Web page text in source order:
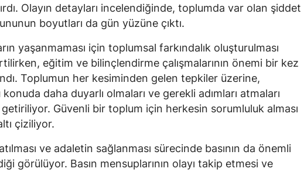
Olayın detayları incelendiğinde, toplumda var olan şiddet
boyutları da gün yüzüne çıktı.
yaşanmaması için toplumsal farkındalık oluşturulması
eğitim ve bilinçlendirme çalışmalarının önemi bir kez
Toplumun her kesiminden gelen tepkiler üzerine,
daha duyarlı olmaları ve gerekli adımları atmaları
Güvenli bir toplum için herkesin sorumluluk alması
çiziliyor.
ve adaletin sağlanması sürecinde basının da önemli
görülüyor. Basın mensuplarının olayı takip etmesi ve